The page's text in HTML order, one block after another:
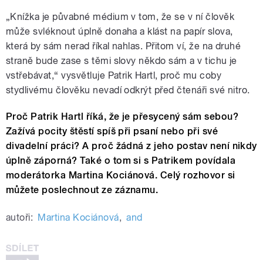
„Knížka je půvabné médium v tom, že se v ní člověk
může svléknout úplně donaha a klást na papír slova,
která by sám nerad říkal nahlas. Přitom ví, že na druhé
straně bude zase s těmi slovy někdo sám a v tichu je
vstřebávat,“ vysvětluje Patrik Hartl, proč mu coby
stydlivému člověku nevadí odkrýt před čtenáři své nitro.
Proč Patrik Hartl říká, že je přesycený sám sebou?
Zažívá pocity štěstí spíš při psaní nebo při své
divadelní práci? A proč žádná z jeho postav není nikdy
úplně záporná? Také o tom si s Patrikem povídala
moderátorka Martina Kociánová. Celý rozhovor si
můžete poslechnout ze záznamu.
autoři: Martina Kociánová, and